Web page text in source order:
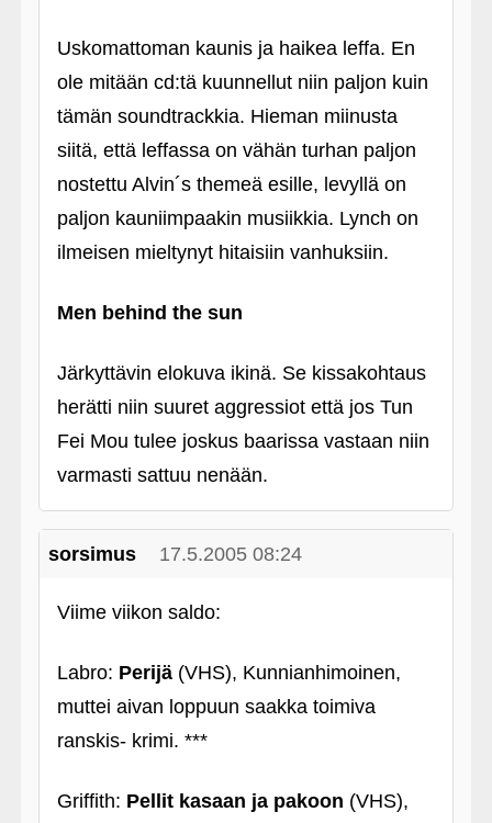
Uskomattoman kaunis ja haikea leffa. En
ole mitään cd:tä kuunnellut niin paljon kuin
tämän soundtrackkia. Hieman miinusta
siitä, että leffassa on vähän turhan paljon
nostettu Alvin´s themeä esille, levyllä on
paljon kauniimpaakin musiikkia. Lynch on
ilmeisen mieltynyt hitaisiin vanhuksiin.
Men behind the sun
Järkyttävin elokuva ikinä. Se kissakohtaus
herätti niin suuret aggressiot että jos Tun
Fei Mou tulee joskus baarissa vastaan niin
varmasti sattuu nenään.
sorsimus 17.5.2005 08:24
Viime viikon saldo:
Labro: Perijä(VHS), Kunnianhimoinen,
muttei aivan loppuun saakka toimiva
ranskis- krimi. ***
Griffith: Pellit kasaan ja pakoon (VHS),